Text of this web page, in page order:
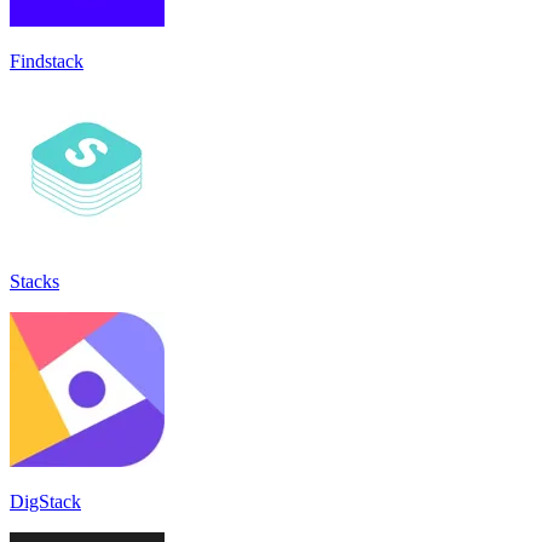
Findstack
Stacks
DigStack